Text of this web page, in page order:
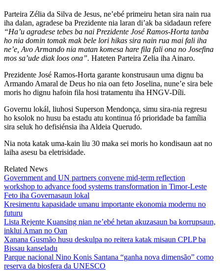
Parteira Zélia da Silva de Jesus, ne’ebé primeiru hetan sira nain rua
iha dalan, agradese ba Prezidente nia laran di’ak ba sidadaun refere
“Ha’u agradese tebes ba nai Prezidente José Ramos-Horta tanba
ho nia domin tomak mak bele lori hikas sira nain rua mai fali iha
ne’e, Avo Armando nia matan komesa hare fila fali ona no Josefina
mos sa’ude diak loos ona”. Hateten Parteira Zelia iha Ainaro.
Prezidente José Ramos-Horta garante konstrusaun uma dignu ba
Armando Amaral de Deus ho nia oan feto Joselina, nune’e sira bele
moris ho dignu hafoin fila hosi tratamentu iha HNGV-Díli.
Governu lokál, liuhosi Superson Mendonça, simu sira-nia regresu
ho ksolok no husu ba estadu atu kontinua fó prioridade ba família
sira seluk ho defisiénsia iha Aldeia Querudo.
Nia nota katak uma-kain liu 30 maka sei moris ho kondisaun aat no
laiha asesu ba eletrisidade.
Related News
Government and UN partners convene mid-term reflection
workshop to advance food systems transformation in Timor-Leste
Feto iha Governasaun lokal
Kresimentu kapasidade umanu importante ekonomia modernu no
futuru
Lista Rejente Kuansing nian ne’ebé hetan akuzasaun ba korrupsaun,
inklui Aman no Oan
Xanana Gusmão husu deskulpa no reitera katak misaun CPLP ba
Bissau kanseladu
Parque nacional Nino Konis Santana “ganha nova dimensão” como
reserva da biosfera da UNESCO